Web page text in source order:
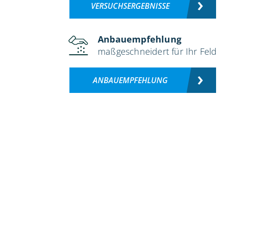
VERSUCHSERGEBNISSE
Anbauempfehlung
maßgeschneidert für Ihr Feld
ANBAUEMPFEHLUNG